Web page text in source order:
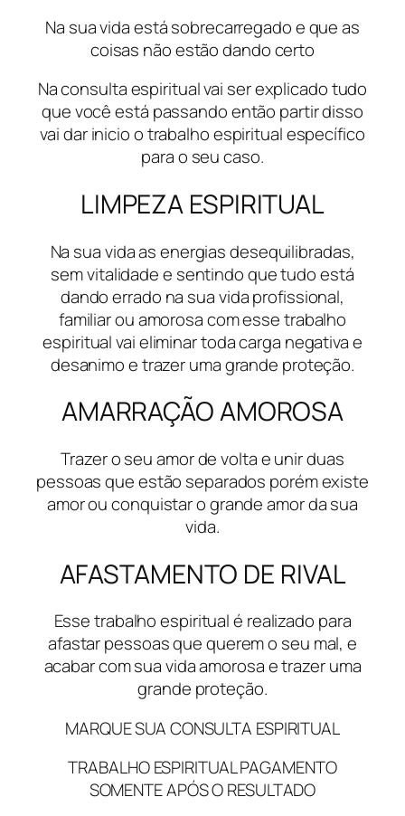
Na sua vida está sobrecarregado e que as
coisas não estão dando certo
Na consulta espiritual vai ser explicado tudo
que você está passando então partir disso
vai dar inicio o trabalho espiritual específico
para o seu caso.
LIMPEZA ESPIRITUAL
Na sua vida as energias desequilibradas,
sem vitalidade e sentindo que tudo está
dando errado na sua vida profissional,
familiar ou amorosa com esse trabalho
espiritual vai eliminar toda carga negativa e
desanimo e trazer uma grande proteção.
AMARRAÇÃO AMOROSA
Trazer o seu amor de volta e unir duas
pessoas que estão separados porém existe
amor ou conquistar o grande amor da sua
vida.
AFASTAMENTO DE RIVAL
Esse trabalho espiritual é realizado para
afastar pessoas que querem o seu mal, e
acabar com sua vida amorosa e trazer uma
grande proteção.
MARQUE SUA CONSULTA ESPIRITUAL
TRABALHO ESPIRITUAL PAGAMENTO
SOMENTE APÓS O RESULTADO